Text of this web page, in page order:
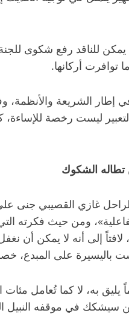
للناقد رفع شكوى
أركانها.
إطار الشريعة والأنظمة،
ليست رخصة
تطاله الشكوك
غازي القصيبي جنى
ومن حيث فكرته
لافتاً إلى أنه لا يمكن
باليسيرة على المبدع،
به، لا كما تُعامل
سيشكك في موقفه النبيل